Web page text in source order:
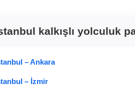
kalkışlı yolculuk
– Ankara
– İzmir